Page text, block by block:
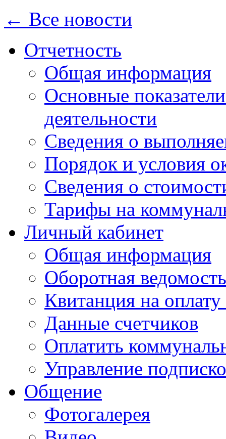
← Все новости
Отчетность
Общая информация
Основные
деятельности
Сведения о
Порядок и условия
Сведения о
Тарифы на
Личный кабинет
Общая информация
Оборотная ведомость
Квитанция на
Данные счетчиков
Оплатить
Управление
Общение
Фотогалерея